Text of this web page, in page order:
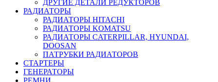
ДРУГИЕ ДЕТАЛИ РЕДУКТОРОВ
РАДИАТОРЫ
РАДИАТОРЫ HITACHI
РАДИАТОРЫ KOMATSU
РАДИАТОРЫ CATERPILLAR, HYUNDAI,
DOOSAN
ПАТРУБКИ РАДИАТОРОВ
СТАРТЕРЫ
ГЕНЕРАТОРЫ
РЕМНИ